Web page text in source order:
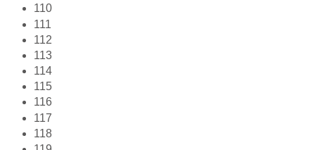
110
111
112
113
114
115
116
117
118